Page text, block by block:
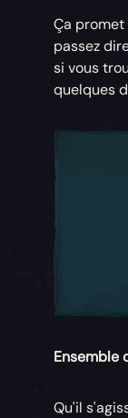
Ça promet
passez
si vous
quelques
Ensemble
Qu'il